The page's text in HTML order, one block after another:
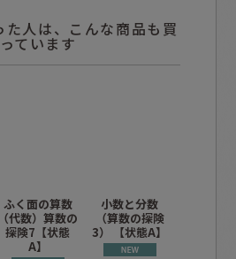
た人は、こんな商品も買
っています
ふく面の算数
（代数）算数の
探険7【状態
A】
小数と分数
（算数の探険
3） 【状態A】